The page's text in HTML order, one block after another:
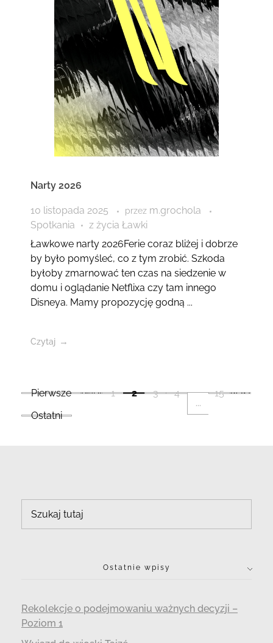
Narty 2026
10 listopada 2025 przez m.grochola
Spotkania
z życia Ławki
Ławkowe narty 2026Ferie coraz bliżej i dobrze
by było pomyśleć, co z tym zrobić. Szkoda
byłoby zmarnować ten czas na siedzenie w
domu i oglądanie Netflixa czy tam innego
Disneya. Mamy propozycję godną ...
Czytaj
Pierwsze Poprzedni
1 2 3 4
...
15 Następny
Ostatni
Ostatnie wpisy
Rekolekcje o podejmowaniu ważnych decyzji –
Poziom 1